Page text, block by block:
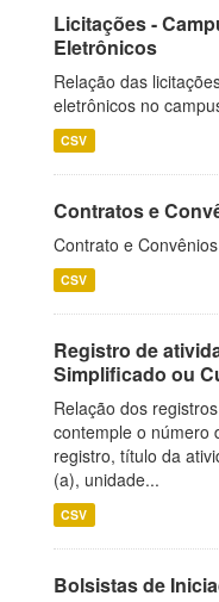
Licitações -
Eletrônicos
Relação das
eletrônicos no
CSV
Contratos e
Contrato e Convênios
CSV
Registro de
Simplificado ou
Relação dos
contemple o número
registro, título da
(a), unidade...
CSV
Bolsistas de